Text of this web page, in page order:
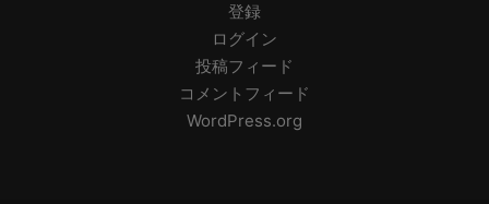
登録
ログイン
投稿フィード
コメントフィード
WordPress.org